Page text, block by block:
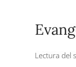
Lectura del